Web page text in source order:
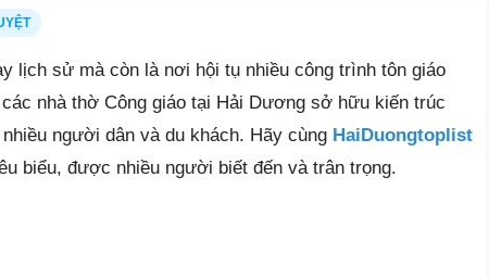
lịch sử mà còn là nơi hội tụ nhiều công trình tôn giáo
nhà thờ Công giáo tại Hải Dương sở hữu kiến trúc
người dân và du khách. Hãy cùng HaiDuongtoplist
biểu, được nhiều người biết đến và trân trọng.